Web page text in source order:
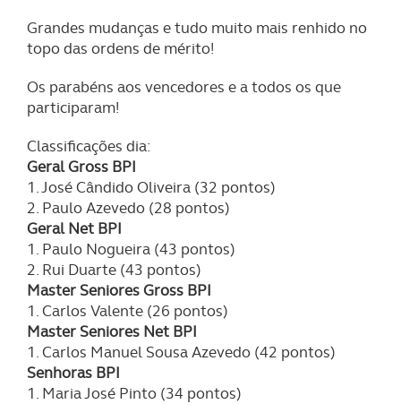
Grandes mudanças e tudo muito mais renhido no
topo das ordens de mérito!
Os parabéns aos vencedores e a todos os que
participaram!
Classificações dia:
Geral Gross BPI
1. José Cândido Oliveira (32 pontos)
2. Paulo Azevedo (28 pontos)
Geral Net BPI
1. Paulo Nogueira (43 pontos)
2. Rui Duarte (43 pontos)
Master Seniores Gross BPI
1. Carlos Valente (26 pontos)
Master Seniores Net BPI
1. Carlos Manuel Sousa Azevedo (42 pontos)
Senhoras BPI
1. Maria José Pinto (34 pontos)